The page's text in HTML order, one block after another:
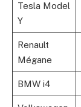
Tesla Model
Y
Renault
Mégane
BMW i4